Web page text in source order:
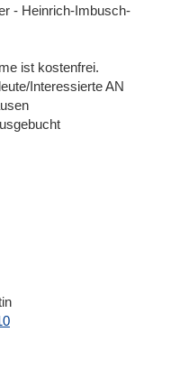
- Heinrich-Imbusch-
ist kostenfrei.
Interessierte AN